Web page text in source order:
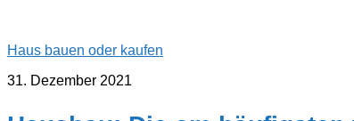
Haus bauen oder kaufen
31. Dezember 2021